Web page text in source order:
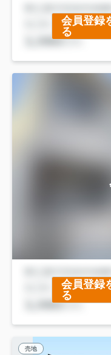
会員登録
る
会員登録
る
売地